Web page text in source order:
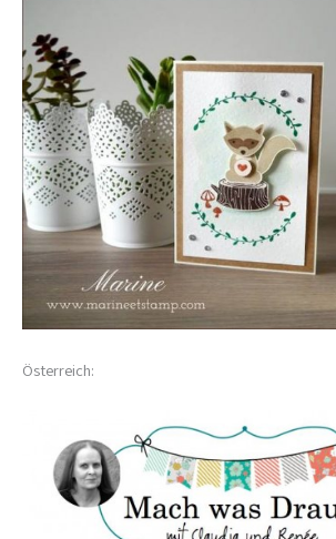
Österreich: